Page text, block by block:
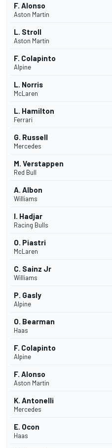
F. Alonso
Aston Martin
L. Stroll
Aston Martin
F. Colapinto
Alpine
L. Norris
McLaren
L. Hamilton
Ferrari
G. Russell
Mercedes
M. Verstappen
Red Bull
A. Albon
Williams
I. Hadjar
Racing Bulls
O. Piastri
McLaren
C. Sainz Jr
Williams
P. Gasly
Alpine
O. Bearman
Haas
F. Colapinto
Alpine
F. Alonso
Aston Martin
K. Antonelli
Mercedes
E. Ocon
Haas